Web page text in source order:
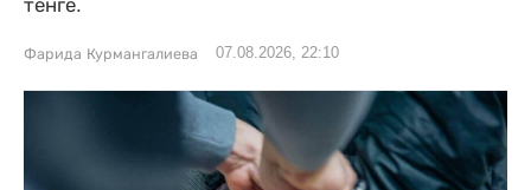
тенге.
Фарида Курмангалиева 07.08.2026, 22:10